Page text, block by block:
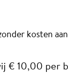
kosten
€ 10,00 per